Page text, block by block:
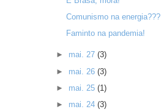
Comunismo na energia???
Faminto na pandemia!
► mai. 27 (3)
► mai. 26 (3)
► mai. 25 (1)
► mai. 24 (3)